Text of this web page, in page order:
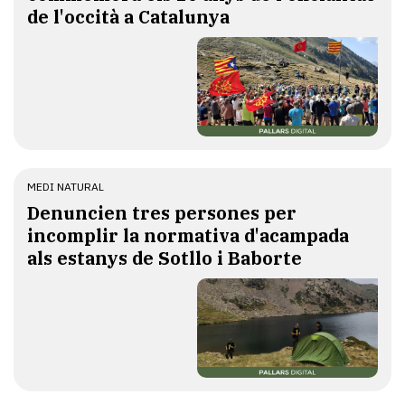
de l'occità a Catalunya
MEDI NATURAL
Denuncien tres persones per
incomplir la normativa d'acampada
als estanys de Sotllo i Baborte